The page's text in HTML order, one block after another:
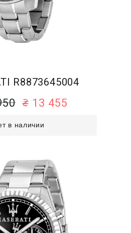
R8873645004
13 455
в наличии